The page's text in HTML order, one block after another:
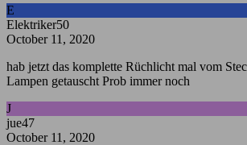
E
Elektriker50
October 11, 2020
hab jetzt das komplette Rüchlicht mal vom
Lampen getauscht Prob immer noch
J
jue47
October 11, 2020